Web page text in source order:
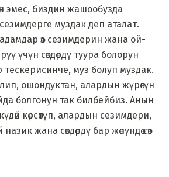
эмес, биздин жашообузда
муздак деп аталат.
өз сезимдерин жана ой-
үчүн сөздөрдү туура болорун
тескерисинче, муз болуп муздак.
ошондуктан, алардын жүрөгүн
болгонун так билбейбиз. Анын
көрсөтүп, алардын сезимдери,
жана сөздөрдү бар жөнүндө сөз